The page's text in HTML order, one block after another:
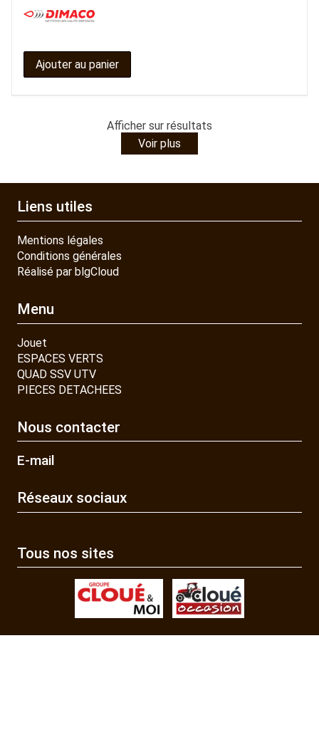
Ajouter au panier
Afficher sur résultats
Voir plus
Liens utiles
Mentions légales
Conditions générales
Réalisé par blgCloud
Menu
Jouet
ESPACES VERTS
QUAD SSV UTV
PIECES DETACHEES
Nous contacter
E-mail
Réseaux sociaux
Tous nos sites